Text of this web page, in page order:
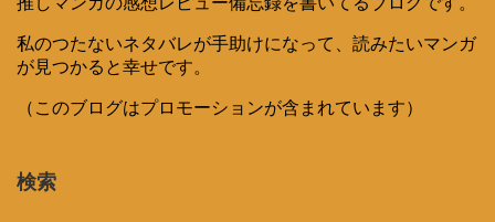
私のつたないネタバレが手助けになって、読みたいマンガ
が見つかると幸せです。
（このブログはプロモーションが含まれています）
検索